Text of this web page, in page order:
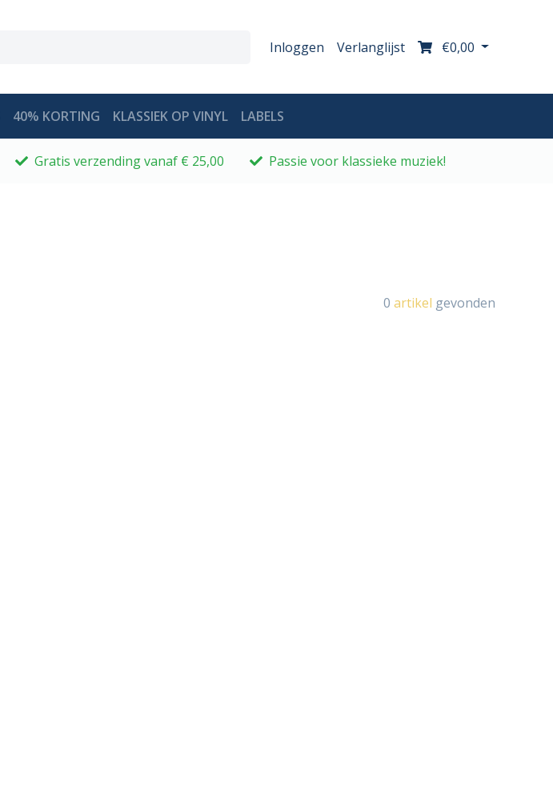
Inloggen Verlanglijst €0,00
40% KORTING KLASSIEK OP VINYL LABELS
Gratis verzending vanaf € 25,00 Passie voor klassieke muziek!
0 artikel gevonden